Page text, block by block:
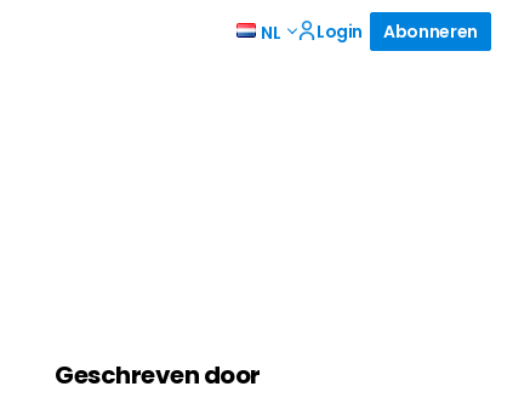
NL Login Abonneren
Geschreven door